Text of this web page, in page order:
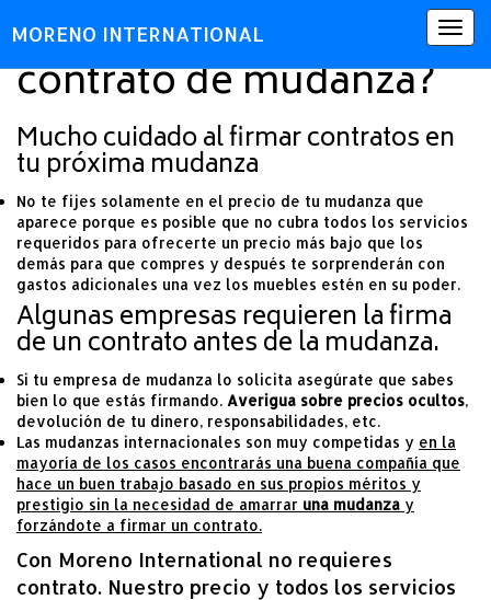
MORENO INTERNATIONAL
¿Debo firmar un
contrato de mudanza?
Mucho cuidado al firmar contratos en
tu próxima mudanza
No te fijes solamente en el precio de tu mudanza que
aparece porque es posible que no cubra todos los servicios
requeridos para ofrecerte un precio más bajo que los
demás para que compres y después te sorprenderán con
gastos adicionales una vez los muebles estén en su poder.
Algunas empresas requieren la firma
de un contrato antes de la mudanza.
Si tu empresa de mudanza lo solicita asegúrate que sabes
bien lo que estás firmando. Averigua sobre precios ocultos,
devolución de tu dinero, responsabilidades, etc.
Las mudanzas internacionales son muy competidas y en la
mayoría de los casos encontrarás una buena compañía que
hace un buen trabajo basado en sus propios méritos y
prestigio sin la necesidad de amarrar una mudanza y
forzándote a firmar un contrato.
Con Moreno International no requieres
contrato. Nuestro precio y todos los servicios